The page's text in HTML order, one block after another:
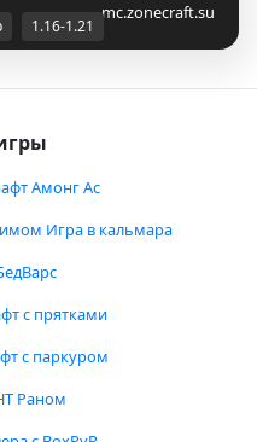
mc.zonecraft.su
1.16-1.21
Амонг Ас
Игра в кальмара
с прятками
с паркуром
Раном